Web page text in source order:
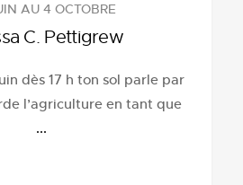
AU 4 OCTOBRE
C. Pettigrew
dès 17 h ton sol parle par
l’agriculture en tant que
...